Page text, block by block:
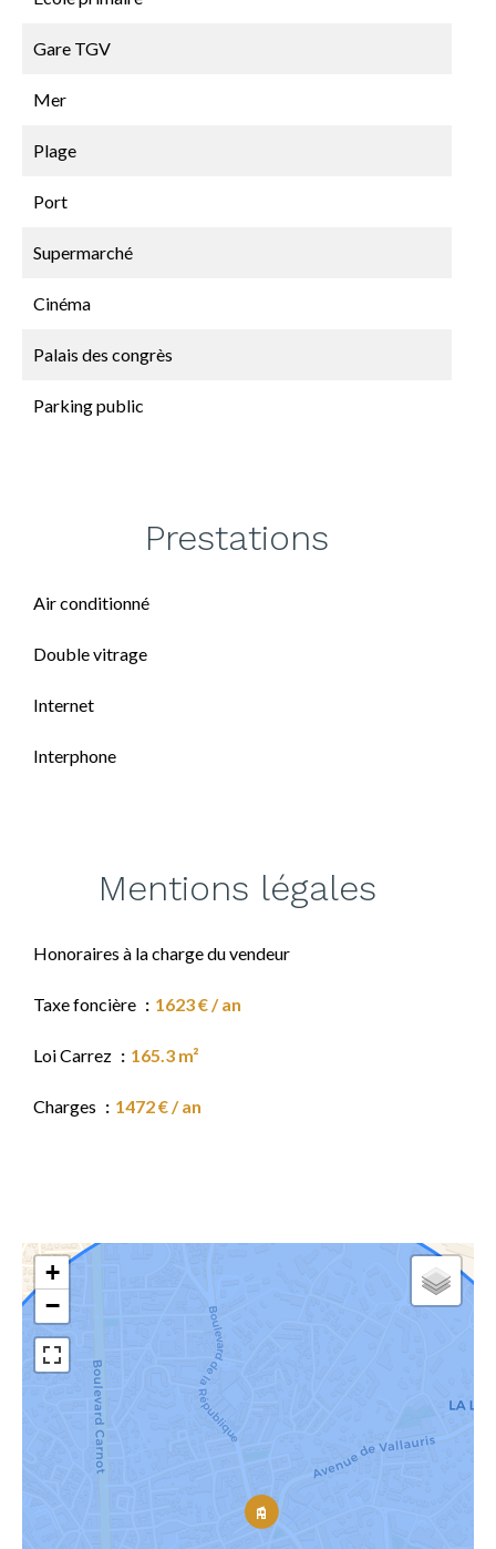
Gare TGV
Mer
Plage
Port
Supermarché
Cinéma
Palais des congrès
Parking public
Prestations
Air conditionné
Double vitrage
Internet
Interphone
Mentions légales
Honoraires à la charge du vendeur
Taxe foncière 1623 € / an
Loi Carrez 165.3 m²
Charges 1472 € / an
+
−